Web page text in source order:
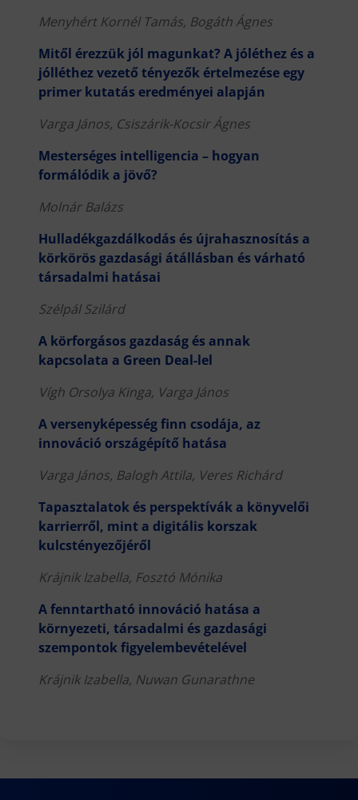
Menyhért Kornél Tamás, Bogáth Ágnes
Mitől érezzük jól magunkat? A jóléthez és a
jólléthez vezető tényezők értelmezése egy
primer kutatás eredményei alapján
Varga János, Csiszárik-Kocsir Ágnes
Mesterséges intelligencia – hogyan
formálódik a jövő?
Molnár Balázs
Hulladékgazdálkodás és újrahasznosítás a
körkörös gazdasági átállásban és várható
társadalmi hatásai
Szélpál Szilárd
A körforgásos gazdaság és annak
kapcsolata a Green Deal-lel
Vígh Orsolya Kinga, Varga János
A versenyképesség finn csodája, az
innováció országépítő hatása
Varga János, Balogh Attila, Veres Richárd
Tapasztalatok és perspektívák a könyvelői
karrierről, mint a digitális korszak
kulcstényezőjéről
Krájnik Izabella, Fosztó Mónika
A fenntartható innováció hatása a
környezeti, társadalmi és gazdasági
szempontok figyelembevételével
Krájnik Izabella, Nuwan Gunarathne